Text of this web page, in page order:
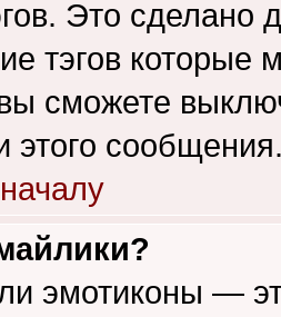
Это сделано
тэгов
сможете
этого
эмотиконы —